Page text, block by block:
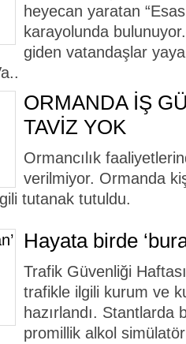
heyecan yaratan
karayolunda
giden vatandaşlar
ORMANDA İŞ
TAVİZ YOK
Ormancılık
verilmiyor. Ormanda
tutanak tutuldu.
Hayata birde
Trafik Güvenliği
trafikle ilgili kurum ve
hazırlandı.
promillik alkol